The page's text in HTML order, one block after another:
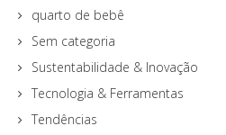
quarto de bebê
Sem categoria
Sustentabilidade & Inovação
Tecnologia & Ferramentas
Tendências